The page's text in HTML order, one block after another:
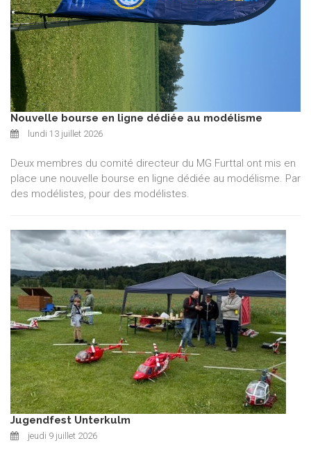
Nouvelle bourse en ligne dédiée au modélisme
lundi 13 juillet 2026
Deux membres du comité directeur du MG Furttal ont mis en
place une nouvelle bourse en ligne dédiée au modélisme. Par
des modélistes, pour des modélistes.
Jugendfest Unterkulm
jeudi 9 juillet 2026